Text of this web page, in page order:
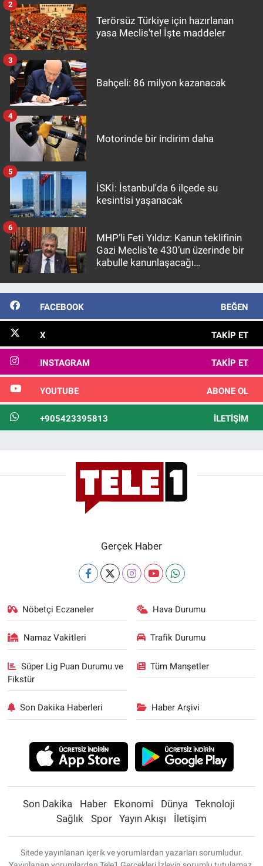
Terörsüz Türkiye için hazırlanan
yasa Meclis'te! İşte maddeler
2
Bahçeli: 86 milyon kazanacak
3
Motorinde bir indirim daha
4
İSKİ: İstanbul'da 6 ilçede su
kesintisi yaşanacak
5
MHP’li Feti Yıldız: Kanun teklifinin
Gazi Meclis'te 430’un üzerinde bir
kabulle kanunlaşacağı
6
FACEBOOK BEĞEN
X TAKIP ET
INSTAGRAM TAKIP ET
YOUTUBE ABONE OL
+905423395813 İLETIŞIM
Gerçek Haber
Nöbetçi Eczaneler Hava Durumu
Namaz Vakitleri Trafik Durumu
Süper Lig Puan Durumu ve
Fikstür
Tüm Manşetler
Son Dakika Haberleri Haber Arşivi
Son Dakika Haber Ekonomi Dünya
Teknoloji
Sağlık
Spor Yayın Akışı İletişim
Sitede yayınlanan içerik ve yorumlardan yazarları sorumludur.